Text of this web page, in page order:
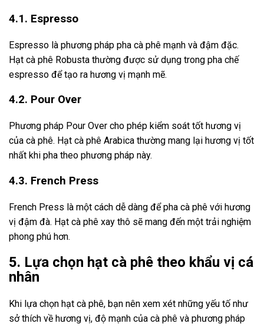
4.1. Espresso
Espresso là phương pháp pha cà phê mạnh và đậm đặc.
Hạt cà phê Robusta thường được sử dụng trong pha chế
espresso để tạo ra hương vị mạnh mẽ.
4.2. Pour Over
Phương pháp Pour Over cho phép kiểm soát tốt hương vị
của cà phê. Hạt cà phê Arabica thường mang lại hương vị tốt
nhất khi pha theo phương pháp này.
4.3. French Press
French Press là một cách dễ dàng để pha cà phê với hương
vị đậm đà. Hạt cà phê xay thô sẽ mang đến một trải nghiệm
phong phú hơn.
5. Lựa chọn hạt cà phê theo khẩu vị cá
nhân
Khi lựa chọn hạt cà phê, bạn nên xem xét những yếu tố như
sở thích về hương vị, độ mạnh của cà phê và phương pháp